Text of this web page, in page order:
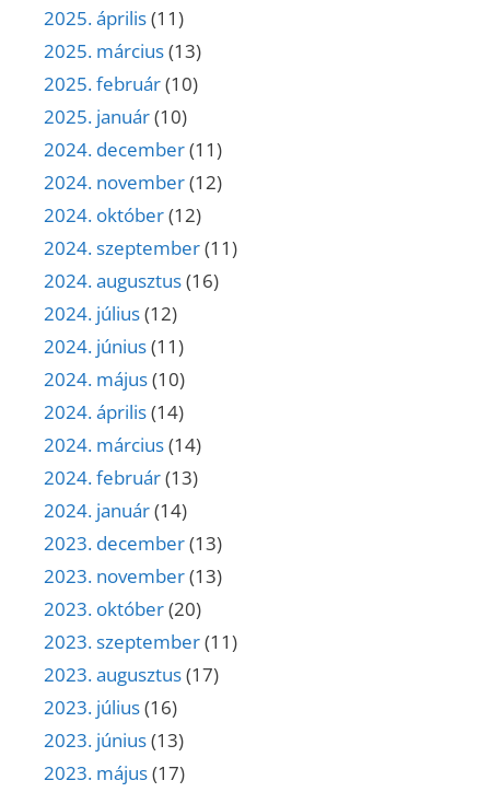
2025. április(11)
2025. március(13)
2025. február(10)
2025. január(10)
2024. december(11)
2024. november(12)
2024. október(12)
2024. szeptember(11)
2024. augusztus(16)
2024. július(12)
2024. június(11)
2024. május(10)
2024. április(14)
2024. március(14)
2024. február(13)
2024. január(14)
2023. december(13)
2023. november(13)
2023. október(20)
2023. szeptember(11)
2023. augusztus(17)
2023. július(16)
2023. június(13)
2023. május(17)